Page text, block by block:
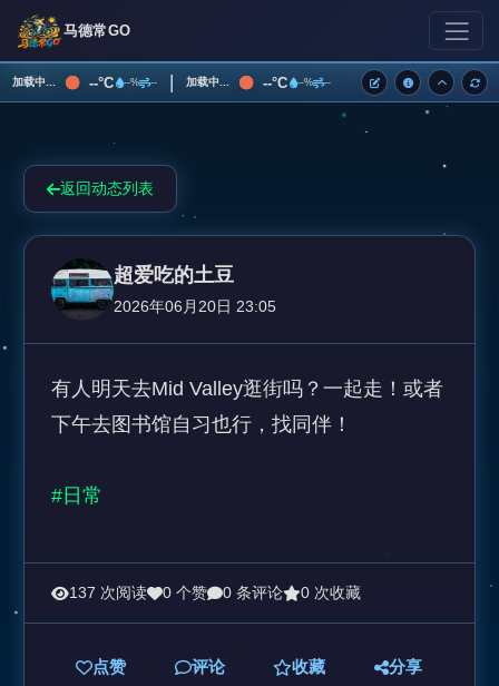
马德常GO
加载中... --°C --% -- | 加载中... --°C --% --
返回动态列表
超爱吃的土豆
2026年06月20日 23:05
有人明天去Mid Valley逛街吗？一起走！或者
下午去图书馆自习也行，找同伴！
#日常
137 次阅读 0 个赞 0 条评论 0 次收藏
点赞 评论 收藏 分享